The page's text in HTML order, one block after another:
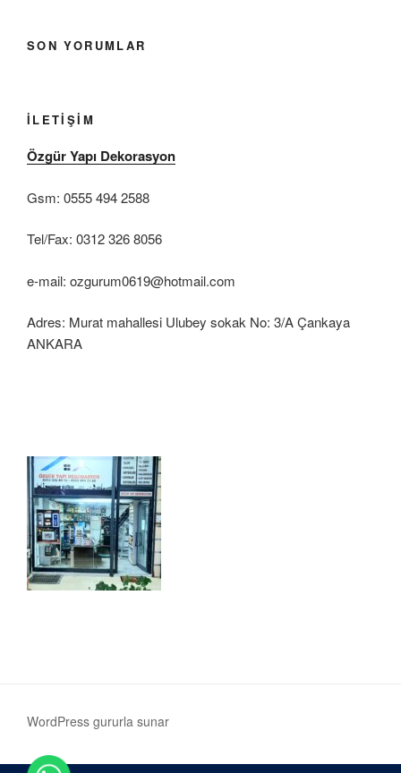
SON YORUMLAR
İLETIŞIM
Özgür Yapı Dekorasyon
Gsm: 0555 494 2588
Tel/Fax: 0312 326 8056
e-mail: ozgurum0619@hotmail.com
Adres: Murat mahallesi Ulubey sokak No: 3/A Çankaya
ANKARA
WordPress gururla sunar